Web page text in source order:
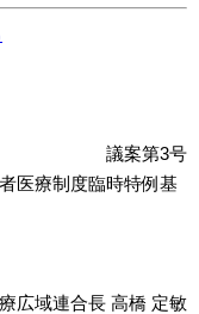
議案第3号
医療制度臨時特例基
広域連合長 高橋 定敏